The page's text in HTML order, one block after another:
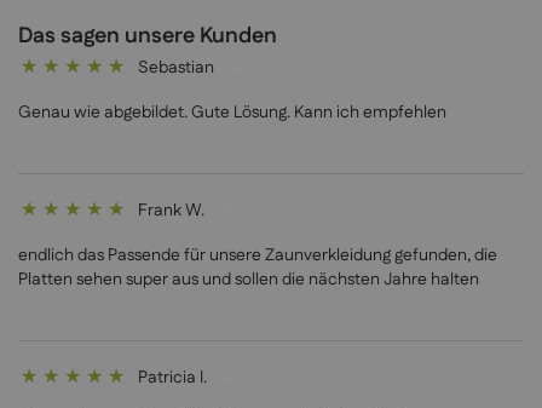
Das sagen unsere Kunden
Sebastian
Genau wie abgebildet. Gute Lösung. Kann ich empfehlen
Frank W.
endlich das Passende für unsere Zaunverkleidung gefunden, die
Platten sehen super aus und sollen die nächsten Jahre halten
Patricia I.